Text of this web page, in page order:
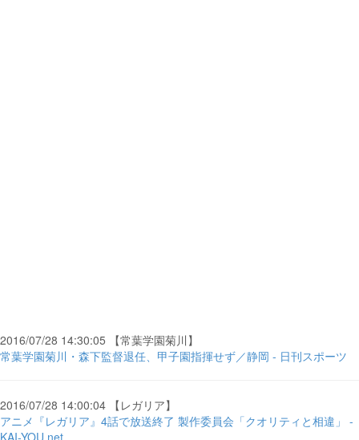
2016/07/28 14:30:05 【常葉学園菊川】
常葉学園菊川・森下監督退任、甲子園指揮せず／静岡 - 日刊スポーツ
2016/07/28 14:00:04 【レガリア】
アニメ『レガリア』4話で放送終了 製作委員会「クオリティと相違」 -
KAI-YOU.net